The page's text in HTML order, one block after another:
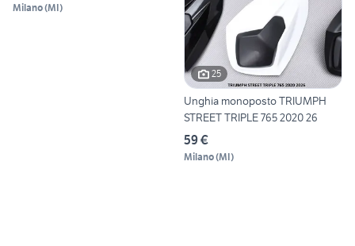
Milano(MI)
25
Unghia monoposto TRIUMPH
STREET TRIPLE 765 2020 26
59 €
Milano(MI)